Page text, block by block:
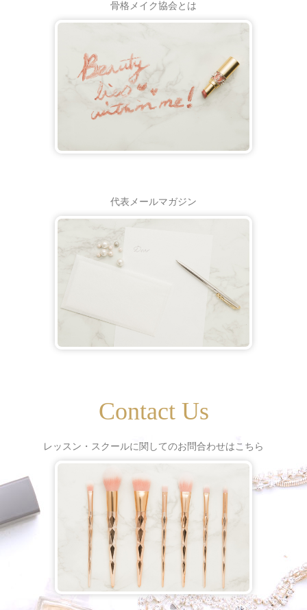
骨格メイク協会とは
代表メールマガジン
Contact Us
レッスン・スクールに関してのお問合わせはこちら